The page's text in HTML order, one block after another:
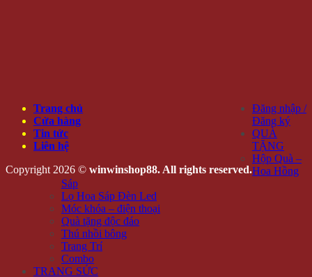
Trang chủ
Cửa hàng
Tin tức
Liên hệ
Copyright 2026 © winwinshop88. All rights reserved.
Đăng nhập /
Đăng ký
QUÀ
TẶNG
Hộp Quà –
Hoa Hồng
Sáp
Lọ Hoa Sáp Đèn Led
Móc khóa – điện thoại
Quà tặng độc đáo
Thú nhồi bông
Trang Trí
Combo
TRANG SỨC